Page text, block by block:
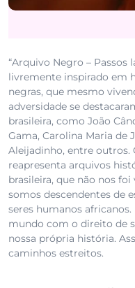
“Arquivo Negro – Passos
livremente inspirado em
negras, que mesmo
adversidade se
brasileira, como João
Gama, Carolina Maria de
Aleijadinho, entre outros.
reapresenta arquivos
brasileira, que não nos
somos descendentes de
seres humanos
mundo com o direito de
nossa própria história.
caminhos estreitos.